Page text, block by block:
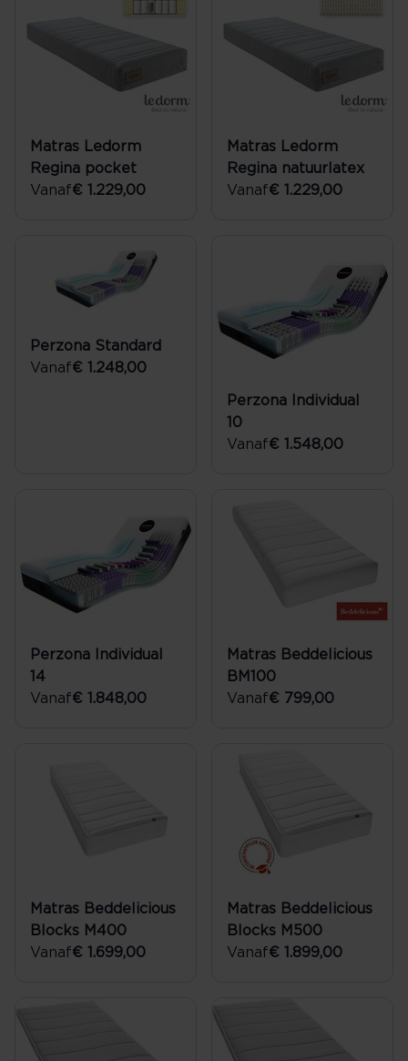
Matras Ledorm
Regina pocket
Vanaf€ 1.229,00
Matras Ledorm
Regina natuurlatex
Vanaf€ 1.229,00
Perzona Standard
Vanaf€ 1.248,00
Perzona Individual
10
Vanaf€ 1.548,00
Perzona Individual
14
Vanaf€ 1.848,00
Matras Beddelicious
BM100
Vanaf€ 799,00
Matras Beddelicious
Blocks M400
Vanaf€ 1.699,00
Matras Beddelicious
Blocks M500
Vanaf€ 1.899,00